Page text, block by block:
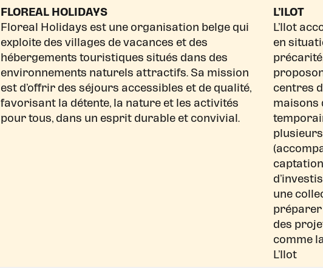
FLOREAL HOLIDAYS
Floreal Holidays est une organisation belge qui
exploite des villages de vacances et des
hébergements touristiques situés dans des
environnements naturels attractifs. Sa mission
est d’offrir des séjours accessibles et de qualité,
favorisant la détente, la nature et les activités
pour tous, dans un esprit durable et convivial.
L’ILOT
L’Ilot
en
centres
maisons
une
des
comme
L’Ilot